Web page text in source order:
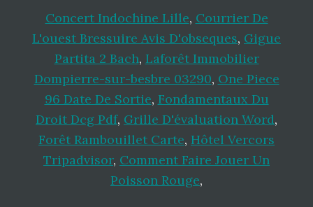
Concert Indochine Lille, Courrier De
L'ouest Bressuire Avis D'obseques, Gigue
Partita 2 Bach, Laforêt Immobilier
Dompierre-sur-besbre 03290, One Piece
96 Date De Sortie, Fondamentaux Du
Droit Dcg Pdf, Grille D'évaluation Word,
Forêt Rambouillet Carte, Hôtel Vercors
Tripadvisor, Comment Faire Jouer Un
Poisson Rouge,